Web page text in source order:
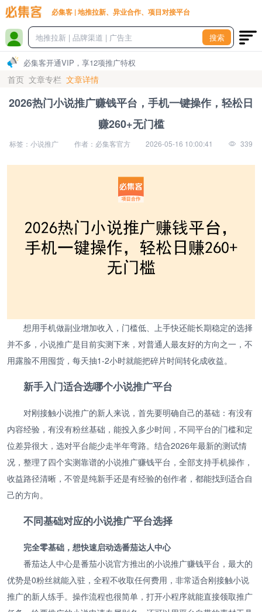
必集客 | 地推拉新、异业合作、项目对接平台
搜索
必集客开通VIP，享12项推广特权
首页 文章专栏 文章详情
2026热门小说推广赚钱平台，手机一键操作，轻松日
赚260+无门槛
标签：小说推广 作者：必集客官方 2026-05-16 10:00:41 339
想用手机做副业增加收入，门槛低、上手快还能长期稳定的选择
并不多，小说推广是目前实测下来，对普通人最友好的方向之一，不
用露脸不用囤货，每天抽1-2小时就能把碎片时间转化成收益。
新手入门适合选哪个小说推广平台
对刚接触小说推广的新人来说，首先要明确自己的基础：有没有
内容经验，有没有粉丝基础，能投入多少时间，不同平台的门槛和定
位差异很大，选对平台能少走半年弯路。结合2026年最新的测试情
况，整理了四个实测靠谱的小说推广赚钱平台，全部支持手机操作，
收益路径清晰，不管是纯新手还是有经验的创作者，都能找到适合自
己的方向。
不同基础对应的小说推广平台选择
完全零基础，想快速启动选番茄达人中心
番茄达人中心是番茄小说官方推出的小说推广赚钱平台，最大的
优势是0粉丝就能入驻，全程不收取任何费用，非常适合刚接触小说
推广的新人练手。操作流程也很简单，打开小程序就能直接领取推广